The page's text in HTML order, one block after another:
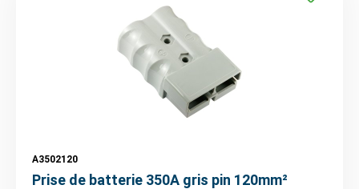
A3502120
Prise de batterie 350A gris pin 120mm²